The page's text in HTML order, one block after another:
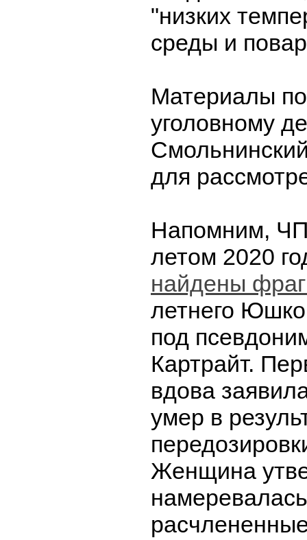
"низких
среды и
Материалы
уголовному
для
Напомним,
летом 2020
найдены
летнего
под
Картрайт.
вдова
умер в
Женщина